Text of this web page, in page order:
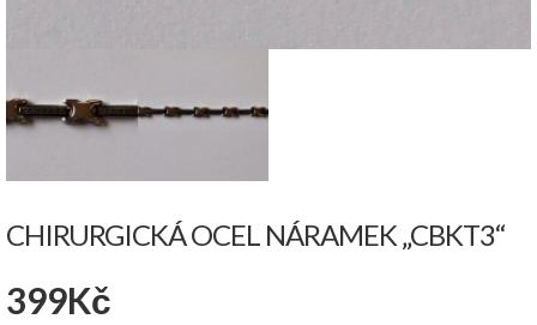
CHIRURGICKÁ OCEL NÁRAMEK „CBKT3“
399Kč